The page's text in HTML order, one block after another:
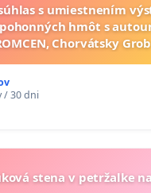
s umiestnením
hmôt s
Chorvátsky
/ 30 dni
stena v petržalke